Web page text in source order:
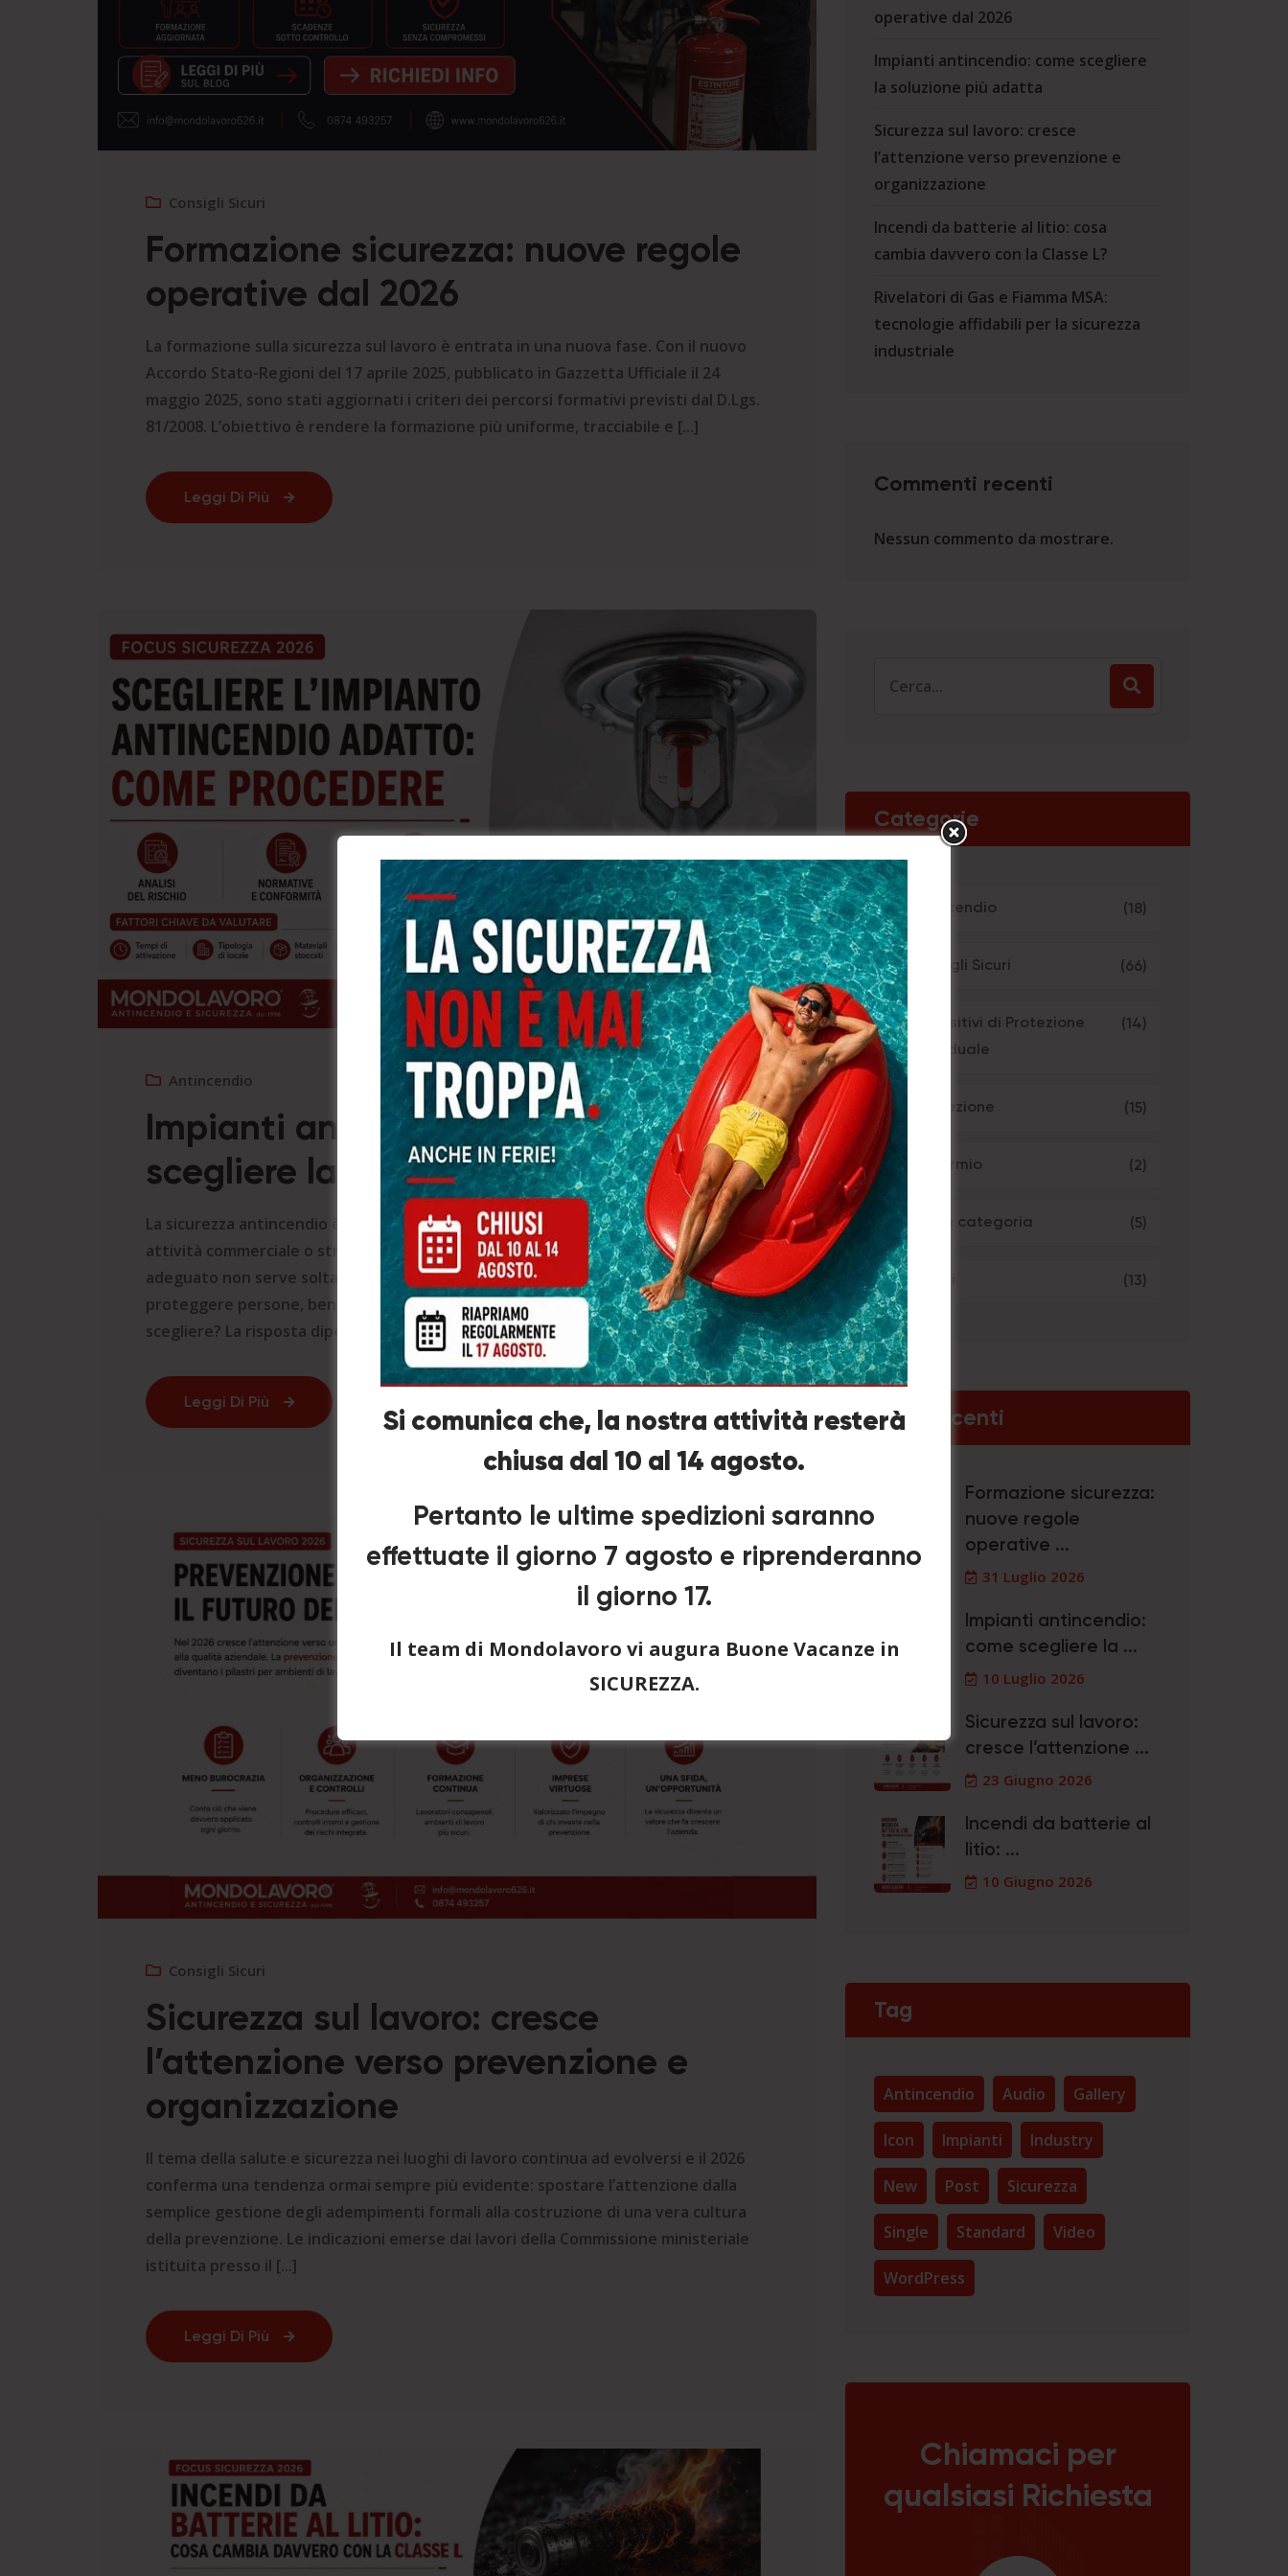
Consigli Sicuri
Formazione sicurezza: nuove regole
operative dal 2026
La formazione sulla sicurezza sul lavoro è entrata in una nuova fase. Con il nuovo
Accordo Stato-Regioni del 17 aprile 2025, pubblicato in Gazzetta Ufficiale il 24
maggio 2025, sono stati aggiornati i criteri dei percorsi formativi previsti dal D.Lgs.
81/2008. L’obiettivo è rendere la formazione più uniforme, tracciabile e [...]
Leggi Di Più
Antincendio
Impianti antincendio: come
scegliere la soluzione più adatta
La sicurezza antincendio è un elemento fondamentale per qualsiasi azienda,
attività commerciale o struttura aperta al pubblico. Un impianto antincendio
adeguato non serve soltanto a rispettare gli obblighi di legge, ma soprattutto a
proteggere persone, beni e continuità operativa. Ma come capire quale impianto
scegliere? La risposta dipende dalle caratteristiche [...]
Leggi Di Più
Consigli Sicuri
Sicurezza sul lavoro: cresce
l’attenzione verso prevenzione e
organizzazione
Il tema della salute e sicurezza nei luoghi di lavoro continua ad evolversi e il 2026
conferma una tendenza ormai sempre più evidente: spostare l’attenzione dalla
semplice gestione degli adempimenti formali alla costruzione di una vera cultura
della prevenzione. Le indicazioni emerse dai lavori della Commissione ministeriale
istituita presso il [...]
Leggi Di Più
operative dal 2026
Impianti antincendio: come scegliere
la soluzione più adatta
Sicurezza sul lavoro: cresce
l’attenzione verso prevenzione e
organizzazione
Incendi da batterie al litio: cosa
cambia davvero con la Classe L?
Rivelatori di Gas e Fiamma MSA:
tecnologie affidabili per la sicurezza
industriale
Commenti recenti
Nessun commento da mostrare.
for:
Categorie
Antincendio (18)
Consigli Sicuri (66)
Dispositivi di Protezione
Individuale
(14)
Formazione (15)
Risparmio (2)
Senza categoria (5)
(13)
Post Recenti
Formazione sicurezza:
nuove regole
operative ...
31 Luglio 2026
Impianti antincendio:
come scegliere la ...
10 Luglio 2026
Sicurezza sul lavoro:
cresce l’attenzione ...
23 Giugno 2026
Incendi da batterie al
litio: ...
10 Giugno 2026
Tag
Antincendio Audio Gallery
Icon Impianti Industry
New Post Sicurezza
Single Standard Video
WordPress
Chiamaci per
qualsiasi Richiesta
Si comunica che, la nostra attività resterà
chiusa dal 10 al 14 agosto.
Pertanto le ultime spedizioni saranno
effettuate il giorno 7 agosto e riprenderanno
il giorno 17.
Il team di Mondolavoro vi augura Buone Vacanze in
SICUREZZA.